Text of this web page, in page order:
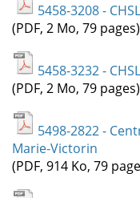
5458-3208 -
(PDF, 2 Mo, 79 pages)
5458-3232 -
(PDF, 2 Mo, 79 pages)
5498-2822 -
Marie-Victorin
(PDF, 914 Ko, 79